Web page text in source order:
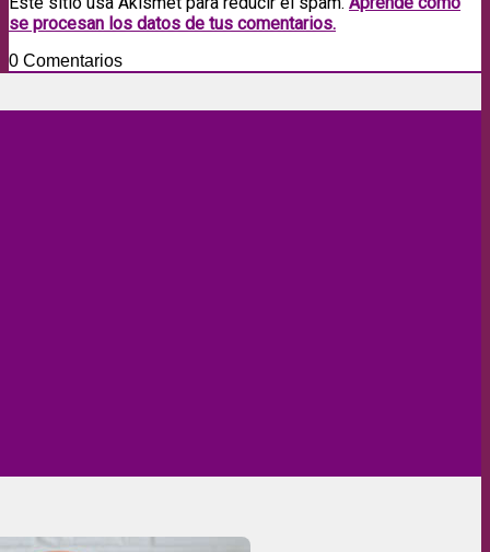
se procesan los datos de tus comentarios.
0 Comentarios